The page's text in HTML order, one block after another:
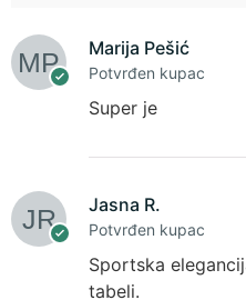
Marija Pešić
Potvrđen kupac
Super je
Jasna R.
Potvrđen kupac
Sportska
tabeli.